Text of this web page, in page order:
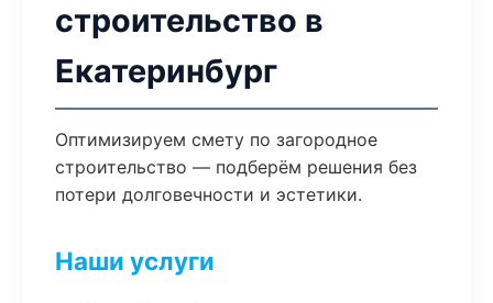
строительство в
Екатеринбург
Оптимизируем смету по загородное
строительство — подберём решения без
потери долговечности и эстетики.
Наши услуги